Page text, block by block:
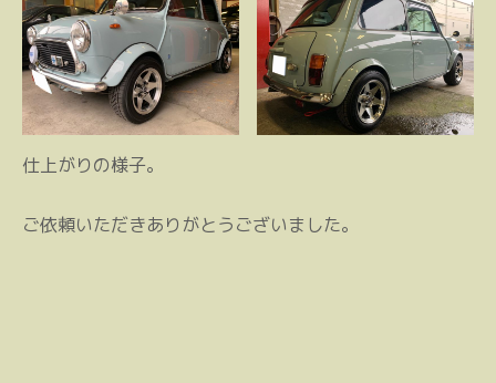
仕上がりの様子。
ご依頼いただきありがとうございました。